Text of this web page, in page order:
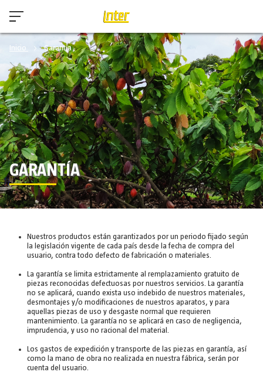
Inicio Garantía
GARANTÍA
Nuestros productos están garantizados por un periodo fijado según
la legislación vigente de cada país desde la fecha de compra del
usuario, contra todo defecto de fabricación o materiales.
La garantía se limita estrictamente al remplazamiento gratuito de
piezas reconocidas defectuosas por nuestros servicios. La garantía
no se aplicará, cuando exista uso indebido de nuestros materiales,
desmontajes y/o modificaciones de nuestros aparatos, y para
aquellas piezas de uso y desgaste normal que requieren
mantenimiento. La garantía no se aplicará en caso de negligencia,
imprudencia, y uso no racional del material.
Los gastos de expedición y transporte de las piezas en garantía, así
como la mano de obra no realizada en nuestra fábrica, serán por
cuenta del usuario.